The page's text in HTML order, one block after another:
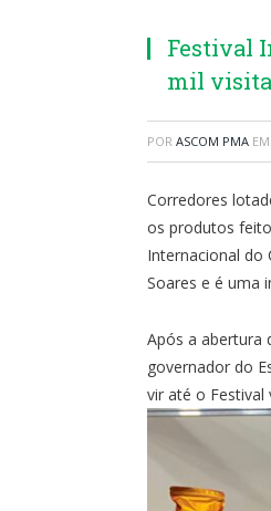
Festival
mil
POR ASCOM PMA EM
Corredores
os produtos
Internacional do
Soares e é uma
Após a abertura
governador do
vir até o Festival